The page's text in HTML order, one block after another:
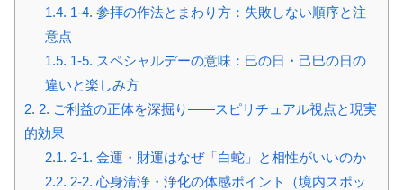
1.4. 1-4. 参拝の作法とまわり方：失敗しない順序と注
意点
1.5. 1-5. スペシャルデーの意味：巳の日・己巳の日の
違いと楽しみ方
2. 2. ご利益の正体を深掘り――スピリチュアル視点と現実
的効果
2.1. 2-1. 金運・財運はなぜ「白蛇」と相性がいいのか
2.2. 2-2. 心身清浄・浄化の体感ポイント（境内スポッ